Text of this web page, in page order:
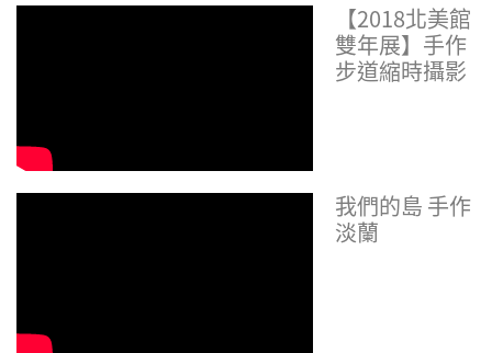
【2018北美館
雙年展】手作
步道縮時攝影
我們的島 手作
淡蘭